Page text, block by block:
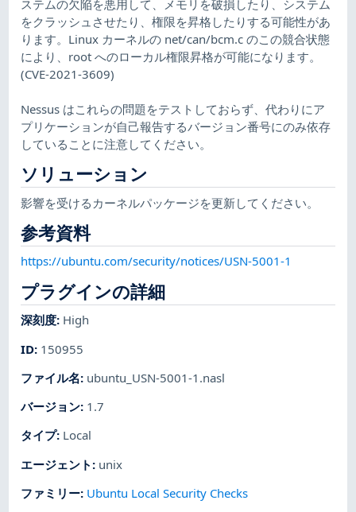
ステムの欠陥を悪用して、メモリを破損したり、システム
をクラッシュさせたり、権限を昇格したりする可能性があ
ります。Linux カーネルの net/can/bcm.c のこの競合状態
により、root へのローカル権限昇格が可能になります。
(CVE-2021-3609)
Nessus はこれらの問題をテストしておらず、代わりにア
プリケーションが自己報告するバージョン番号にのみ依存
していることに注意してください。
ソリューション
影響を受けるカーネルパッケージを更新してください。
参考資料
https://ubuntu.com/security/notices/USN-5001-1
プラグインの詳細
深刻度: High
ID: 150955
ファイル名: ubuntu_USN-5001-1.nasl
バージョン: 1.7
タイプ: Local
エージェント : unix
ファミリー: Ubuntu Local Security Checks